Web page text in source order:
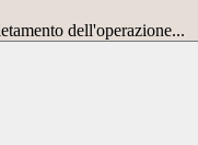
dell'operazione...